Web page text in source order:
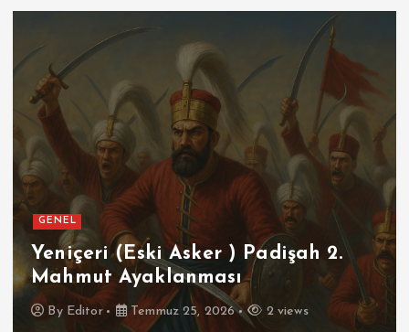
GENEL
Yeniçeri (Eski Asker ) Padişah 2.
Mahmut Ayaklanması
By Editor Temmuz 25, 2026 2 views